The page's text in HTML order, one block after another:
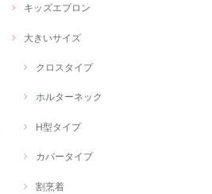
キッズエプロン
大きいサイズ
クロスタイプ
ホルターネック
H型タイプ
カバータイプ
割烹着